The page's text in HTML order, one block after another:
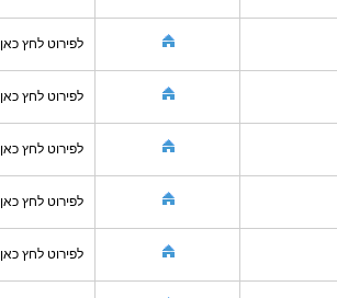
לפירוט לחץ כאן
לפירוט לחץ כאן
לפירוט לחץ כאן
לפירוט לחץ כאן
לפירוט לחץ כאן